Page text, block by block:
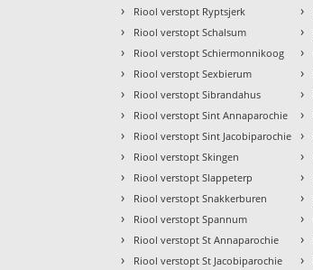
› Riool verstopt Ryptsjerk
› Riool verstopt Schalsum
› Riool verstopt Schiermonnikoog
› Riool verstopt Sexbierum
› Riool verstopt Sibrandahus
› Riool verstopt Sint Annaparochie
› Riool verstopt Sint Jacobiparochie
› Riool verstopt Skingen
› Riool verstopt Slappeterp
› Riool verstopt Snakkerburen
› Riool verstopt Spannum
› Riool verstopt St Annaparochie
› Riool verstopt St Jacobiparochie
›
›
›
›
›
›
›
›
›
›
›
›
›